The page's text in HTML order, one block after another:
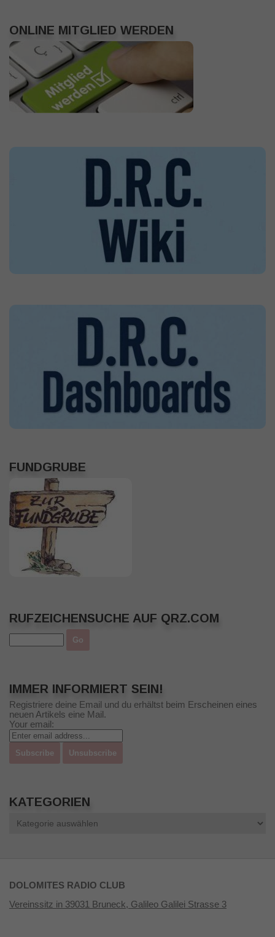
ONLINE MITGLIED WERDEN
FUNDGRUBE
RUFZEICHENSUCHE AUF QRZ.COM
IMMER INFORMIERT SEIN!
Registriere deine Email und du erhältst beim Erscheinen eines
neuen Artikels eine Mail.
Your email:
KATEGORIEN
DOLOMITES RADIO CLUB
Vereinssitz in 39031 Bruneck, Galileo Galilei Strasse 3